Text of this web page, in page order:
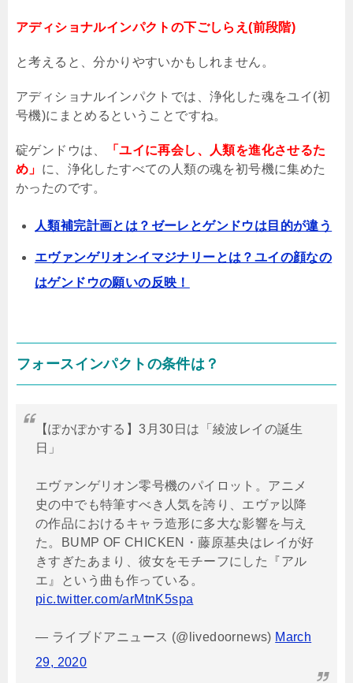
アディショナルインパクトの下ごしらえ(前段階)
と考えると、分かりやすいかもしれません。
アディショナルインパクトでは、浄化した魂をユイ (初
号機)にまとめるということですね。
碇ゲンドウは、
「ユイに再会し、人類を進化させるた
め」 に、浄化したすべての人類の魂を初号機に集めた
かったのです。
人類補完計画とは？ゼーレとゲンドウは目的が違う
エヴァンゲリオンイマジナリーとは？ユイの顔なの
はゲンドウの願いの反映！
フォースインパクトの条件は？
【ぽかぽかする】3月30日は「綾波レイの誕生
日」
エヴァンゲリオン零号機のパイロット。アニメ
史の中でも特筆すべき人気を誇り、エヴァ以降
の作品におけるキャラ造形に多大な影響を与え
た。BUMP OF CHICKEN・藤原基央はレイが好
きすぎたあまり、彼女をモチーフにした『アル
エ』という曲も作っている。
pic.twitter.com/arMtnK5spa
— ライブドアニュース (@livedoornews) March
29, 2020